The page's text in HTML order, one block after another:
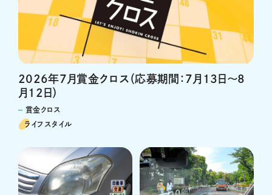
2026年7月賞金クロス（応募期間：7月13日～8
月12日）
賞金クロス
ライフスタイル